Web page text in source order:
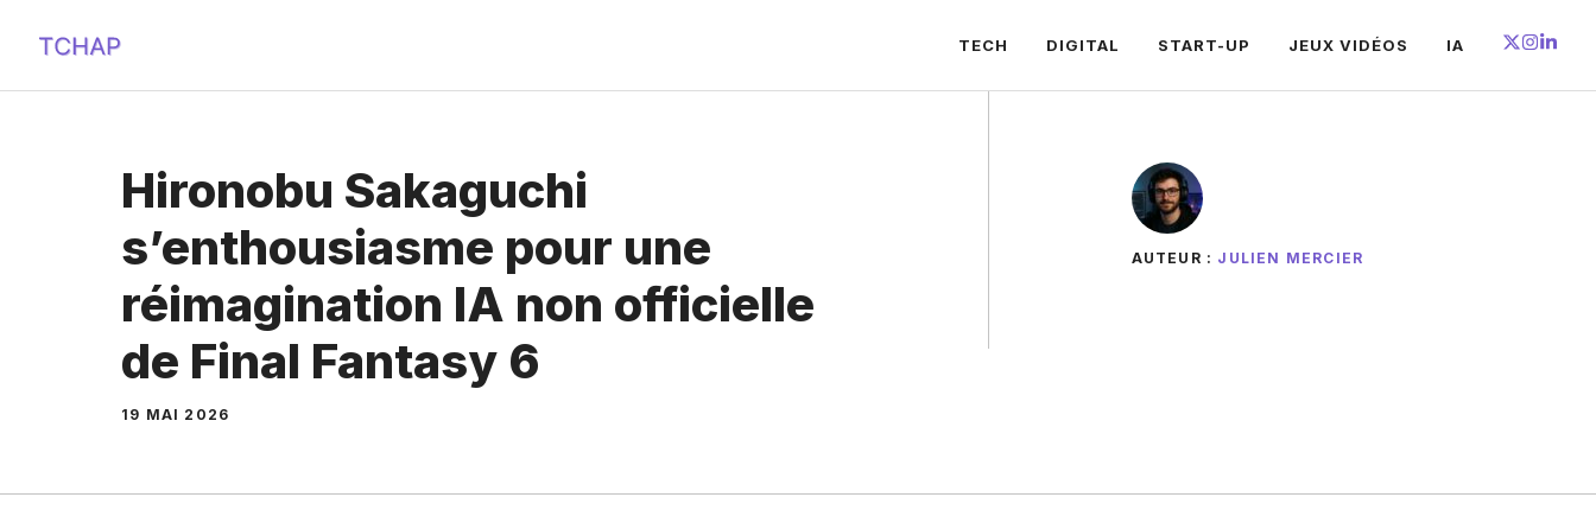
contenu
TECH DIGITAL START-UP JEUX VIDÉOS IA
Hironobu Sakaguchi
s’enthousiasme pour une
réimagination IA non officielle
de Final Fantasy 6
19 MAI 2026
AUTEUR : JULIEN MERCIER